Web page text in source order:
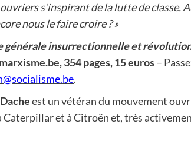
s’inspirant de la lutte de classe.
nous le faire croire ? »
générale insurrectionnelle et
354 pages, 15 euros–
.
est un vétéran du mouvement
Caterpillar et à Citroën et, très